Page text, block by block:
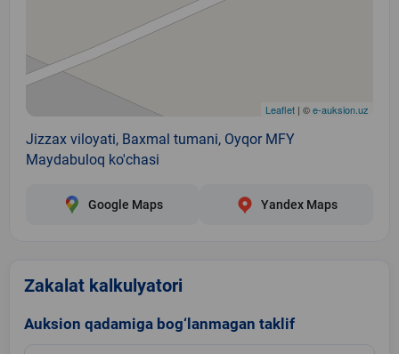
Leaflet | ©e-auksion.uz
Jizzax viloyati, Baxmal tumani, Oyqor MFY
Maydabuloq ko'chasi
Google Maps Yandex Maps
Zakalat kalkulyatori
Auksion qadamiga bog‘lanmagan taklif